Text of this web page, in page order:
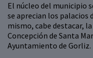
El núcleo del municipio
se aprecian los palacios
mismo, cabe destacar,
Concepción de Santa
Ayuntamiento de Gorliz.